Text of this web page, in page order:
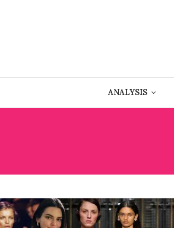
ANALYSIS